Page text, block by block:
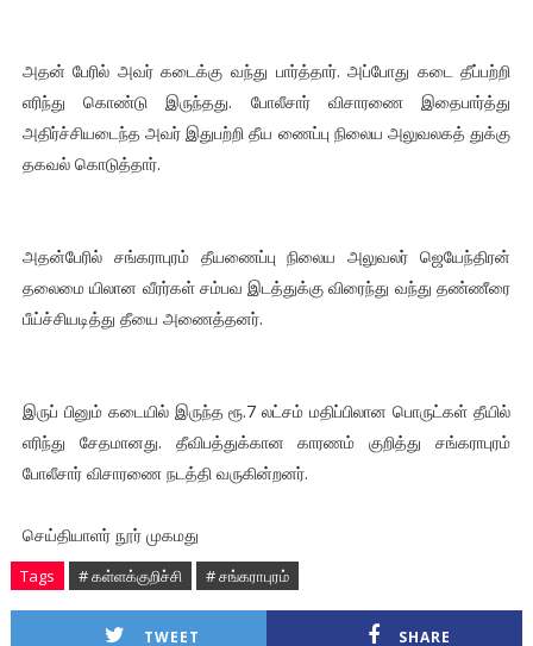
அதன் பேரில் அவர் கடைக்கு வந்து பார்த்தார். அப்போது கடை தீப்பற்றி
எரிந்து கொண்டு இருந்தது. போலீசார் விசாரணை இதைபார்த்து
அதிர்ச்சியடைந்த அவர் இதுபற்றி தீய ணைப்பு நிலைய அலுவலகத் துக்கு
தகவல் கொடுத்தார்.
அதன்பேரில் சங்கராபுரம் தீயணைப்பு நிலைய அலுவலர் ஜெயேந்திரன்
தலைமை யிலான வீரர்கள் சம்பவ இடத்துக்கு விரைந்து வந்து தண்ணீரை
பீய்ச்சியடித்து தீயை அணைத்தனர்.
இருப் பினும் கடையில் இருந்த ரூ.7 லட்சம் மதிப்பிலான பொருட்கள் தீயில்
எரிந்து சேதமானது. தீவிபத்துக்கான காரணம் குறித்து சங்கராபுரம்
போலீசார் விசாரணை நடத்தி வருகின்றனர்.
செய்தியாளர் நூர் முகமது
Tags # கள்ளக்குறிச்சி # சங்கராபுரம்
TWEET SHARE